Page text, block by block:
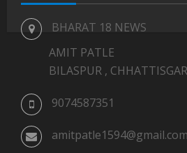
BHARAT 18 NEWS
AMIT PATLE
BILASPUR ,
9074587351
amitpatle1594@gmail.com